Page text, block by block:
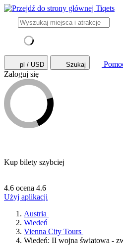
pl / USD Szukaj
Zaloguj się
Kup bilety szybciej
4.6 ocena 4.6
Użyj aplikacji
Austria
Wiedeń
Vienna City Tours
Wiedeń: II wojna światowa -